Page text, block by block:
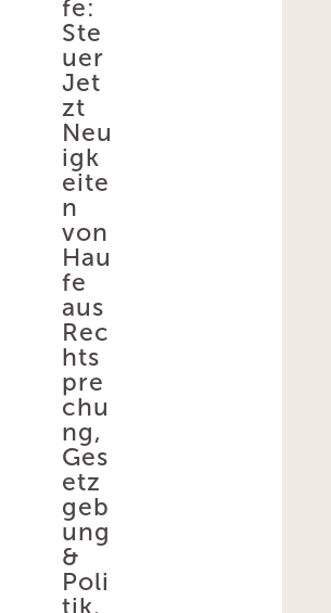
fe:
Ste
uer
Jet
zt
Neu
igk
eite
n
von
Hau
fe
aus
Rec
hts
pre
chu
ng,
Ges
etz
geb
ung
&
Poli
tik,